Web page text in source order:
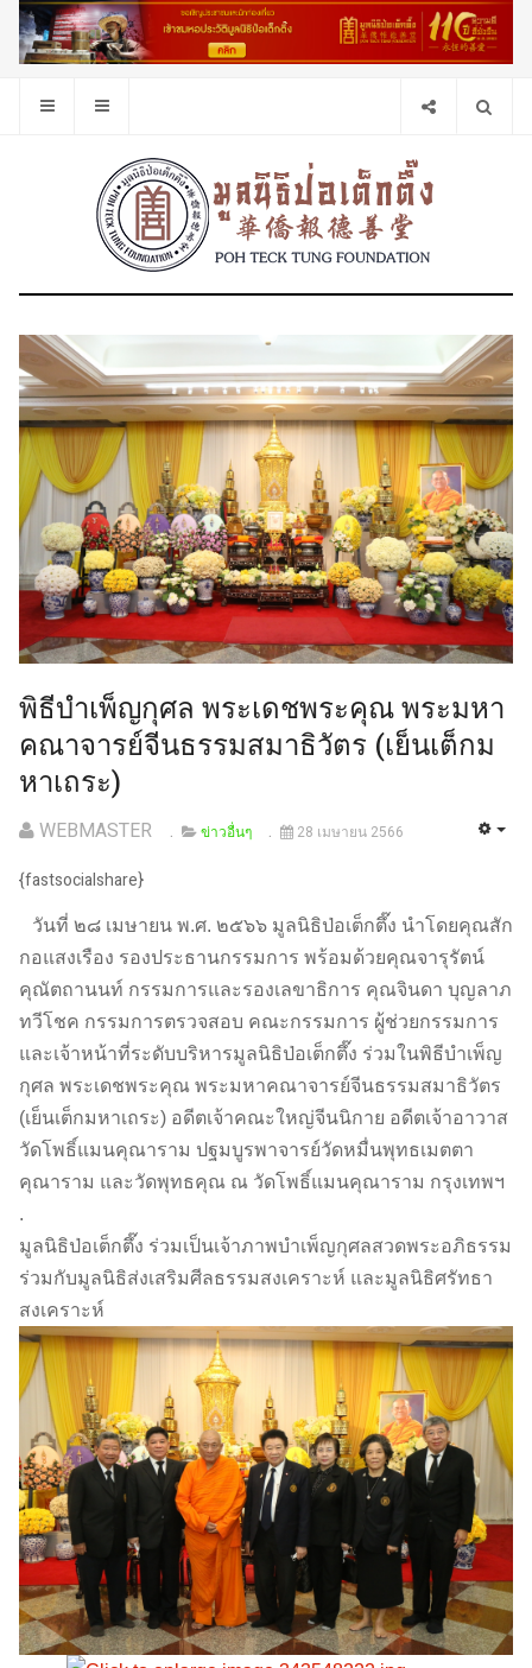
พิธีบำเพ็ญกุศล พระเดชพระคุณ พระมหา
คณาจารย์จีนธรรมสมาธิวัตร (เย็นเต็กม
หาเถระ)
WEBMASTER ข่าวอื่นๆ 28 เมษายน 2566
{fastsocialshare}
วันที่ ๒๘ เมษายน พ.ศ. ๒๕๖๖ มูลนิธิป่อเต็กตึ๊ง นำโดยคุณสัก
กอแสงเรือง รองประธานกรรมการ พร้อมด้วยคุณจารุรัตน์
คุณัตถานนท์ กรรมการและรองเลขาธิการ คุณจินดา บุญลาภ
ทวีโชค กรรมการตรวจสอบ คณะกรรมการ ผู้ช่วยกรรมการ
และเจ้าหน้าที่ระดับบริหารมูลนิธิป่อเต็กตึ๊ง ร่วมในพิธีบำเพ็ญ
กุศล พระเดชพระคุณ พระมหาคณาจารย์จีนธรรมสมาธิวัตร
(เย็นเต็กมหาเถระ) อดีตเจ้าคณะใหญ่จีนนิกาย อดีตเจ้าอาวาส
วัดโพธิ์แมนคุณาราม ปฐมบูรพาจารย์วัดหมื่นพุทธเมตตา
คุณาราม และวัดพุทธคุณ ณ วัดโพธิ์แมนคุณาราม กรุงเทพฯ
.
มูลนิธิป่อเต็กตึ๊ง ร่วมเป็นเจ้าภาพบำเพ็ญกุศลสวดพระอภิธรรม
ร่วมกับมูลนิธิส่งเสริมศีลธรรมสงเคราะห์ และมูลนิธิศรัทธา
สงเคราะห์